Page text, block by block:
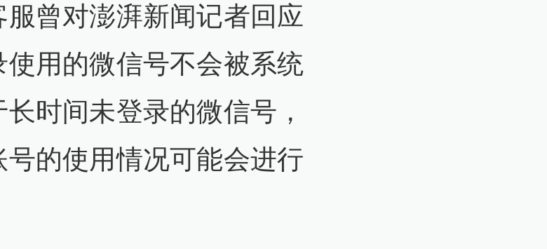
服曾对澎湃新闻记者回应
用的微信号不会被系统
时间未登录的微信号，
号的使用情况可能会进行